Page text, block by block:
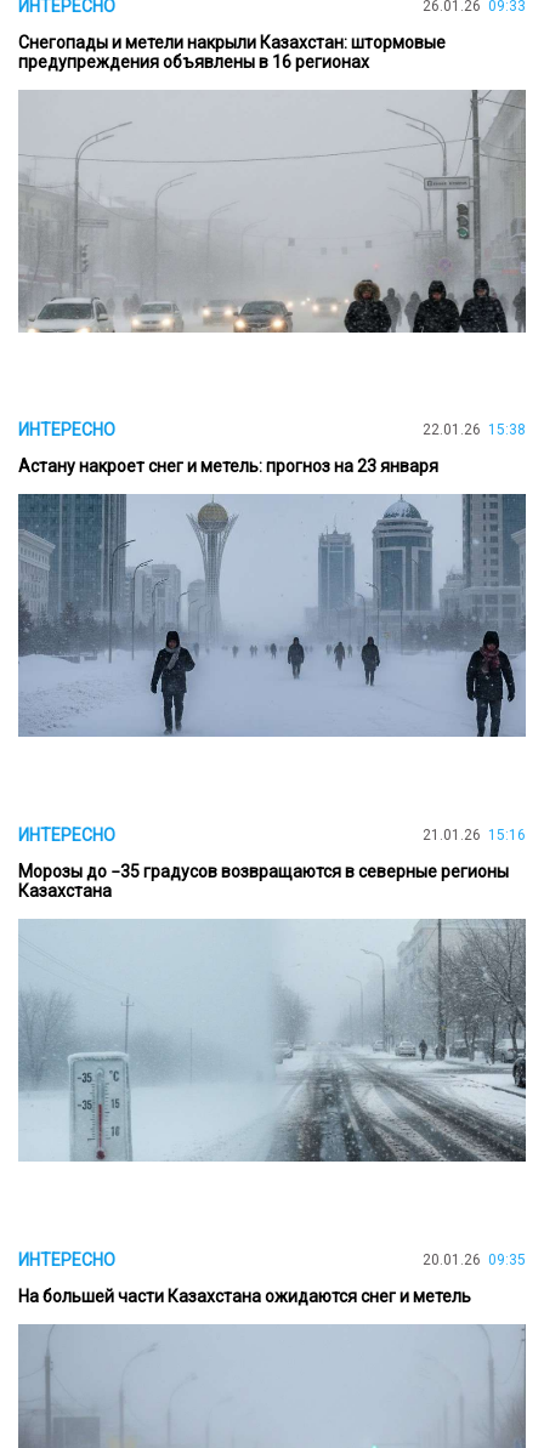
ИНТЕРЕСНО 26.01.26 09:33
Снегопады и метели накрыли Казахстан: штормовые
предупреждения объявлены в 16 регионах
ИНТЕРЕСНО 22.01.26 15:38
Астану накроет снег и метель: прогноз на 23 января
ИНТЕРЕСНО 21.01.26 15:16
Морозы до −35 градусов возвращаются в северные регионы
Казахстана
ИНТЕРЕСНО 20.01.26 09:35
На большей части Казахстана ожидаются снег и метель